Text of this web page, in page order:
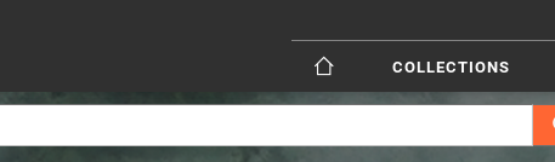
COLLECTIONS